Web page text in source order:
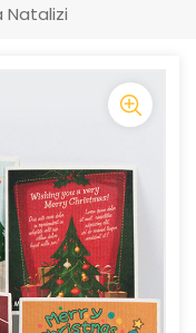
Natalizi